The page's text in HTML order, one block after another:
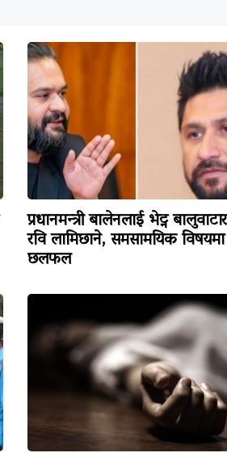
प्रधानमन्त्री बालेनलाई भेट्न
रवि लामिछाने, समसामयिक विषयमा
छलफल